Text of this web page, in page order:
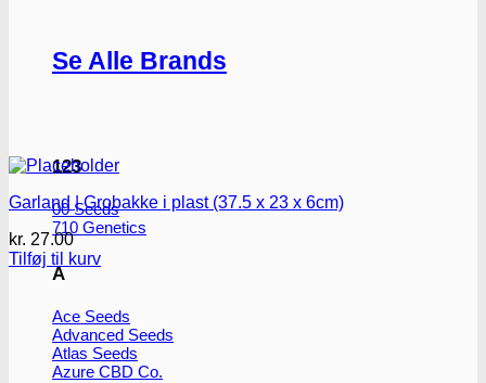
Se Alle Brands
123
00 Seeds
710 Genetics
A
Ace Seeds
Advanced Seeds
Atlas Seeds
Azure CBD Co.
Garland | Grobakke i plast (37.5 x 23 x 6cm)
kr. 27.00
Tilføj til kurv